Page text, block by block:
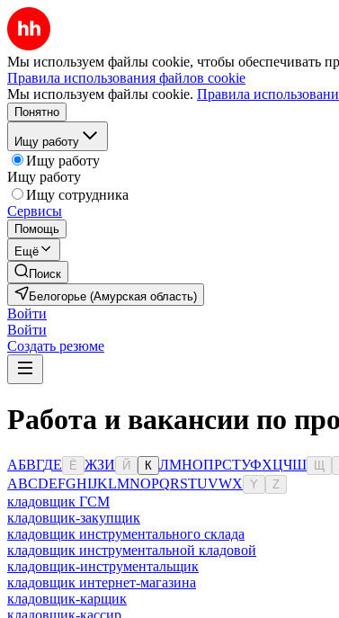
Мы используем файлы cookie, чтобы обеспечивать
Правила использования файлов cookie
Мы используем файлы cookie. Правила
Понятно
Ищу работу
Ищу работу
Ищу работу
Ищу сотрудника
Сервисы
Помощь
Ещё
Поиск
Белогорье (Амурская область)
Войти
Войти
Создать резюме
Работа и вакансии по
АБВГДЕ Ё ЖЗИ Й К ЛМНОПРСТУФХЦЧШ
ABCDEFGHIJKLMNOPQRSTUVWX Y Z
кладовщик ГСМ
кладовщик-закупщик
кладовщик инструментального склада
кладовщик инструментальной кладовой
кладовщик-инструментальщик
кладовщик интернет-магазина
кладовщик-карщик
кладовщик-кассир